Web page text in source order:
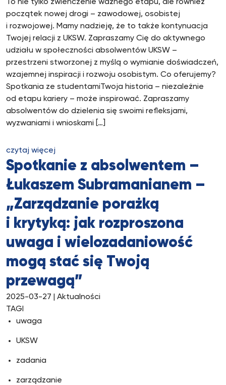
To nie tylko zwieńczenie ważnego etapu, ale również
początek nowej drogi – zawodowej, osobistej
i rozwojowej. Mamy nadzieję, że to także kontynuacja
Twojej relacji z UKSW. Zapraszamy Cię do aktywnego
udziału w społeczności absolwentów UKSW –
przestrzeni stworzonej z myślą o wymianie doświadczeń,
wzajemnej inspiracji i rozwoju osobistym. Co oferujemy?
Spotkania ze studentamiTwoja historia – niezależnie
od etapu kariery – może inspirować. Zapraszamy
absolwentów do dzielenia się swoimi refleksjami,
wyzwaniami i wnioskami […]
czytaj więcej
Spotkanie z absolwentem –
Łukaszem Subramanianem –
„Zarządzanie porażką
i krytyką: jak rozproszona
uwaga i wielozadaniowość
mogą stać się Twoją
przewagą”
2025-03-27 | Aktualności
TAGI
uwaga
UKSW
zadania
zarządzanie